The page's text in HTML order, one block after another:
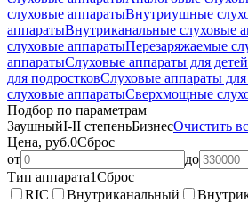
слуховые аппаратыВнутриушные
аппаратыВнутриканальные слуховые
слуховые аппаратыПерезаряжаемые
аппаратыСлуховые аппараты для детей
для подростковСлуховые аппараты
слуховые аппаратыСверхмощные
Подбор по параметрам
ЗаушныйI-II степеньБизнесОчистить
Цена, руб.0Сброс
от
до
Тип аппарата1Сброс
RIC
Внутриканальный